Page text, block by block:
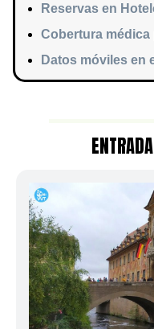
Reservas en
Cobertura médica
Datos móviles en